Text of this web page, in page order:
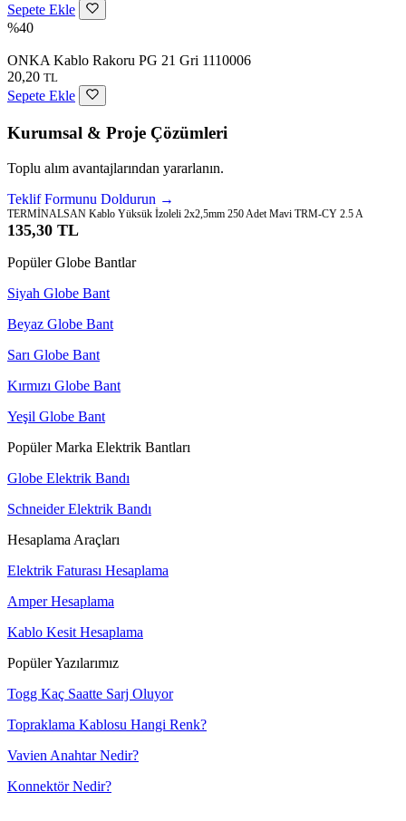
Sepete Ekle
%40
ONKA Kablo Rakoru PG 21 Gri 1110006
20,20 TL
Sepete Ekle
Kurumsal & Proje Çözümleri
Toplu alım avantajlarından yararlanın.
Teklif Formunu Doldurun →
TERMİNALSAN Kablo Yüksük İzoleli 2x2,5mm 250 Adet Mavi TRM-CY 2.5 A
135,30 TL
Popüler Globe Bantlar
Siyah Globe Bant
Beyaz Globe Bant
Sarı Globe Bant
Kırmızı Globe Bant
Yeşil Globe Bant
Popüler Marka Elektrik Bantları
Globe Elektrik Bandı
Schneider Elektrik Bandı
Hesaplama Araçları
Elektrik Faturası Hesaplama
Amper Hesaplama
Kablo Kesit Hesaplama
Popüler Yazılarımız
Togg Kaç Saatte Sarj Oluyor
Topraklama Kablosu Hangi Renk?
Vavien Anahtar Nedir?
Konnektör Nedir?